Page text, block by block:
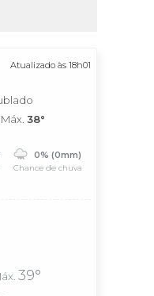
Atualizado às 18h01
Máx. 38°
0% (0mm)
Chance de chuva
39°